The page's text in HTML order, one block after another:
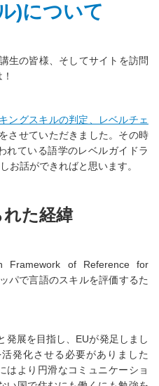
)について
生の皆様、そしてサイトを訪問
ングスキルの判定、レベルチェ
させていただきました。その時
れている語学のレベルガイドラ
お話ができればと思います。
れた経緯
Framework of Reference for
パで言語のスキルを評価するた
発展を目指し、EUが発足しまし
発化させる必要がありました
はより円滑なコミュニケーショ